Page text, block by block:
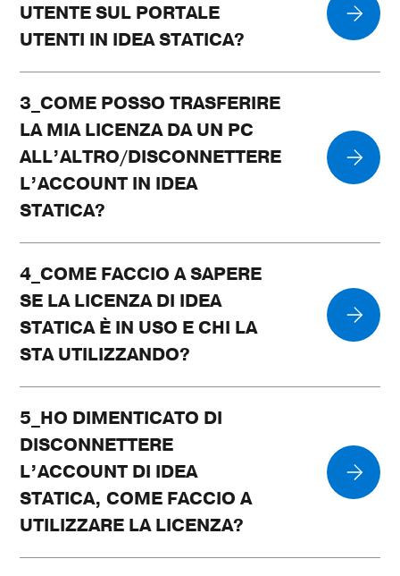
UTENTE SUL PORTALE
UTENTI IN IDEA STATICA?
3_COME POSSO TRASFERIRE
LA MIA LICENZA DA UN PC
ALL’ALTRO/DISCONNETTERE
L’ACCOUNT IN IDEA
STATICA?
4_COME FACCIO A SAPERE
SE LA LICENZA DI IDEA
STATICA È IN USO E CHI LA
STA UTILIZZANDO?
5_HO DIMENTICATO DI
DISCONNETTERE
L’ACCOUNT DI IDEA
STATICA, COME FACCIO A
UTILIZZARE LA LICENZA?